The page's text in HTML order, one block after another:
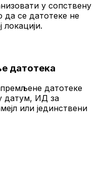
у сопствену
да се датотеке не
локацији.
датотека
датотеке
датум, ИД за
или јединствени